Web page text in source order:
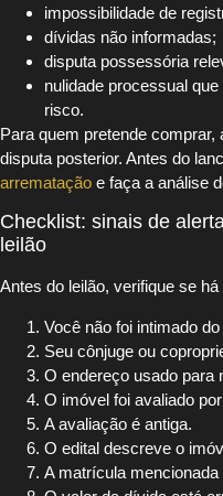
impossibilidade de
dívidas não informadas;
disputa possessória
nulidade processual
risco.
Para quem pretende
disputa posterior. Antes do
arrematação e faça a análise
Checklist: sinais de
leilão
Antes do leilão, verifique se
Você não foi intimado do
Seu cônjuge ou
O endereço usado para
O imóvel foi avaliado
A avaliação é antiga.
O edital descreve o
A matrícula